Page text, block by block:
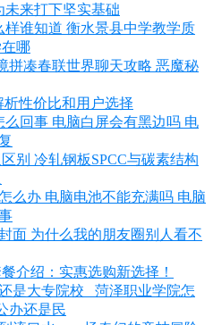
来打下坚实基础
谁知道 衡水景县中学教学质
哪
拼凑春联世界聊天攻略 恶魔秘
性价比和用户选择
回事 电脑白屏会有黑边吗 电
别 冷轧钢板SPCC与碳素结构
么办 电脑电池不能充满吗 电脑
面 为什么我的朋友圈别人看不
介绍：实惠选购新选择！
是大专院校_ 菏泽职业学院怎
办还是民